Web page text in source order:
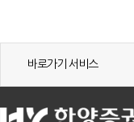
바로가기 서비스